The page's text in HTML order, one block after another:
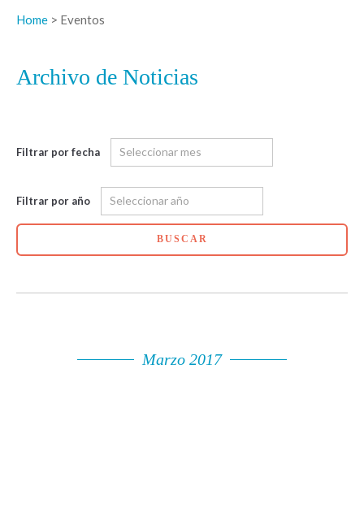
Home > Eventos
Archivo de Noticias
Filtrar por fecha
Filtrar por año
BUSCAR
Marzo 2017